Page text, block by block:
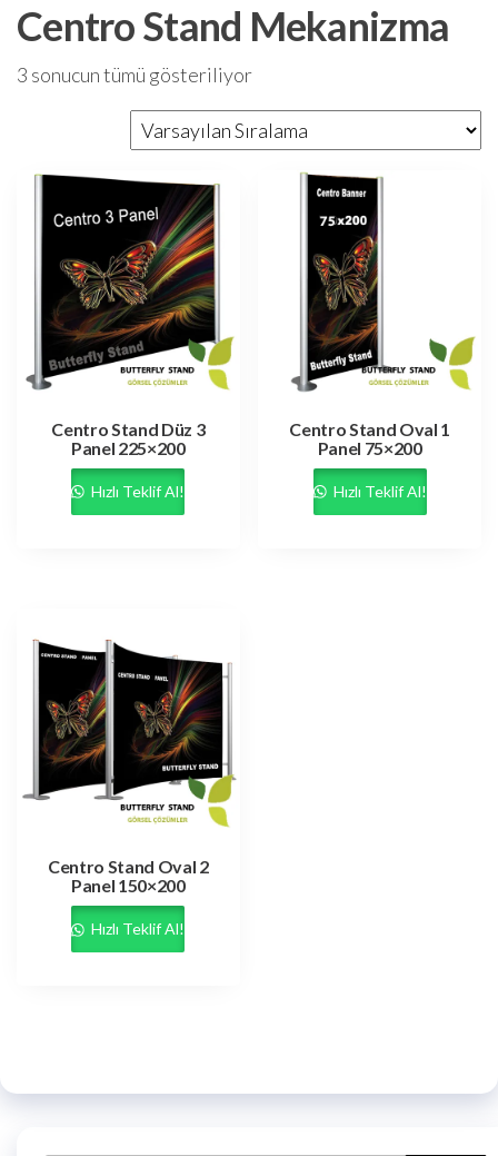
Centro Stand Mekanizma
3 sonucun tümü gösteriliyor
Centro Stand Düz 3
Panel 225×200
Hızlı Teklif Al!
Centro Stand Oval 1
Panel 75×200
Hızlı Teklif Al!
Centro Stand Oval 2
Panel 150×200
Hızlı Teklif Al!